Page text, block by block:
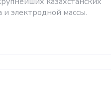
электродной массы.